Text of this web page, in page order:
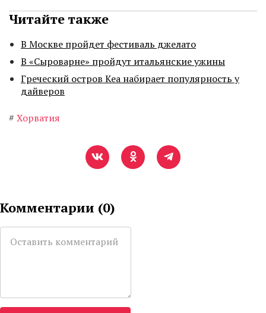
Читайте также
В Москве пройдет фестиваль джелато
В «Сыроварне» пройдут итальянские ужины
Греческий остров Кеа набирает популярность у
дайверов
# Хорватия
Комментарии (0)